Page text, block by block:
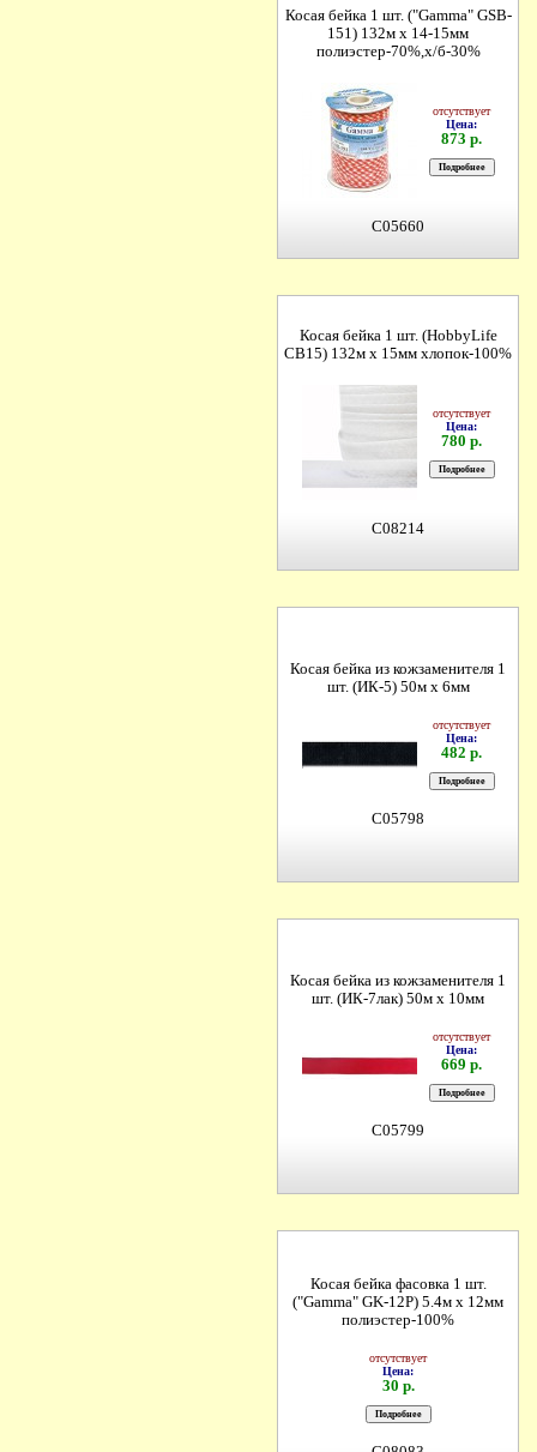
Косая бейка 1 шт. ("Gamma" GSB-
151) 132м х 14-15мм
полиэстер-70%,х/б-30%
отсутствует
Цена:
873 р.
C05660
Косая бейка 1 шт. (HobbyLife
СВ15) 132м х 15мм хлопок-100%
отсутствует
Цена:
780 р.
C08214
Косая бейка из кожзаменителя 1
шт. (ИК-5) 50м х 6мм
отсутствует
Цена:
482 р.
C05798
Косая бейка из кожзаменителя 1
шт. (ИК-7лак) 50м х 10мм
отсутствует
Цена:
669 р.
C05799
Косая бейка фасовка 1 шт.
("Gamma" GK-12P) 5.4м х 12мм
полиэстер-100%
отсутствует
Цена:
30 р.